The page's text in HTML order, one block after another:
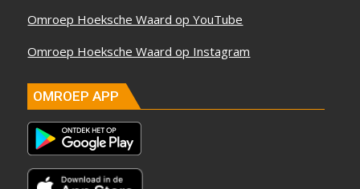
Omroep Hoeksche Waard op YouTube
Omroep Hoeksche Waard op Instagram
OMROEP APP